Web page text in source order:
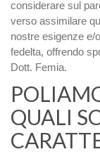
considerare sul
verso assimilare
nostre esigenze e/
fedelta, offrendo
Dott. Femia.
QUALI